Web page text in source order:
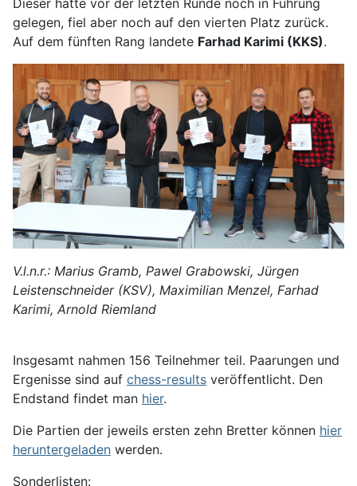
Dieser hatte vor der letzten Runde noch in Führung
gelegen, fiel aber noch auf den vierten Platz zurück.
Auf dem fünften Rang landete Farhad Karimi (KKS).
V.l.n.r.: Marius Gramb, Pawel Grabowski, Jürgen
Leistenschneider (KSV), Maximilian Menzel, Farhad
Karimi, Arnold Riemland
Insgesamt nahmen 156 Teilnehmer teil. Paarungen und
Ergenisse sind auf chess-results veröffentlicht. Den
Endstand findet man hier.
Die Partien der jeweils ersten zehn Bretter können hier
heruntergeladen werden.
Sonderlisten: